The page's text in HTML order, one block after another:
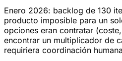
Enero 2026: backlog de 130
producto imposible para un
opciones eran contratar
encontrar un multiplicador de
requiriera coordinación